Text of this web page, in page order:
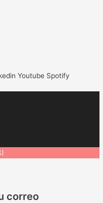
Youtube Spotify
correo